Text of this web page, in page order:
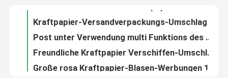
Werksbesichtigung
Kurier-verpackende weiße Luftpolsterfolie schlägt Stärke 190x275 #VD 125gsm ein